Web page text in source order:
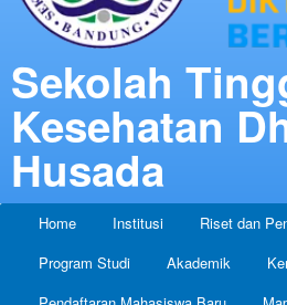
Sekolah
Kesehatan
Husada
Home Institusi
Riset dan
Program Studi
Akademik